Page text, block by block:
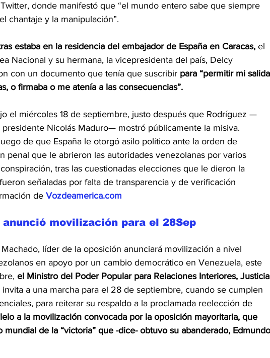
donde manifestó que “el mundo entero sabe que siempre
chantaje y la manipulación”.
estaba en la residencia del embajador de España en Caracas, el
Nacional y su hermana, la vicepresidenta del país, Delcy
con un documento que tenía que suscribir para “permitir mi
o firmaba o me atenía a las consecuencias”.
el miércoles 18 de septiembre, justo después que Rodríguez —
Nicolás Maduro— mostró públicamente la misiva.
de que España le otorgó asilo político ante la orden de
penal que le abrieron las autoridades venezolanas por varios
tras las cuestionadas elecciones que le dieron la
señaladas por falta de transparencia y de verificación
de Vozdeamerica.com
anunció movilización para el 28Sep
líder de la oposición anunciará movilización a nivel
en apoyo por un cambio democrático en Venezuela, este
el Ministro del Poder Popular para Relaciones Interiores,
invita a una marcha para el 28 de septiembre, cuando se cumplen
para reiterar su respaldo a la proclamada reelección de
a la movilización convocada por la oposición mayoritaria, que
mundial de la “victoria” que -dice- obtuvo su abanderado,